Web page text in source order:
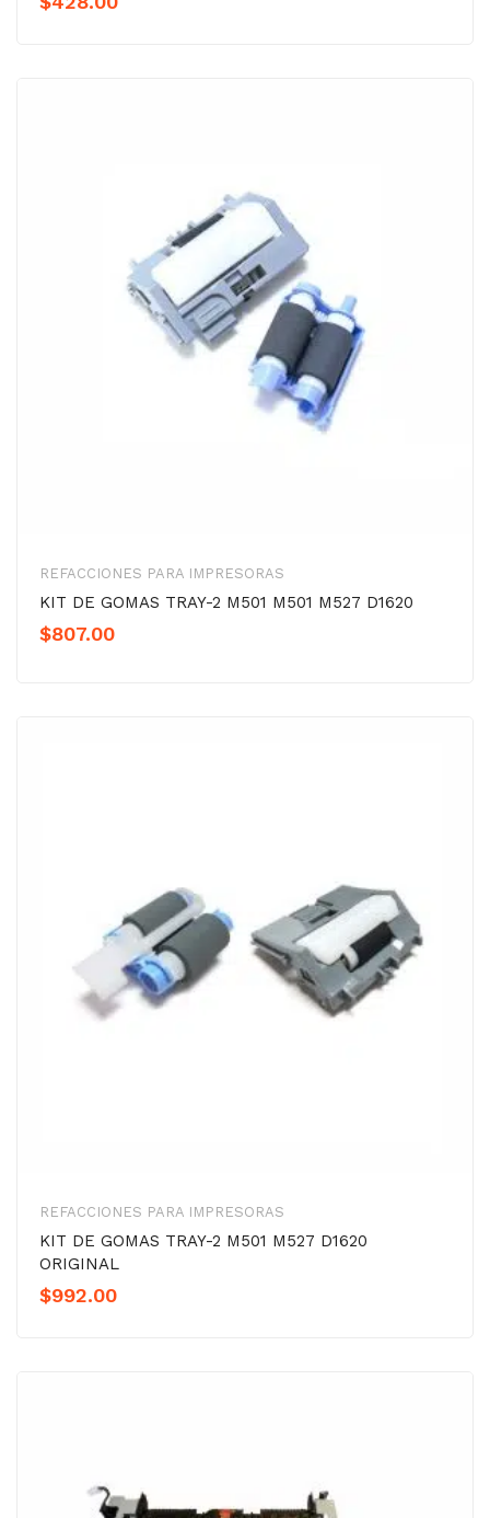
REFACCIONES PARA IMPRESORAS
KIT DE GOMAS TRAY-2 M501 M501 M527 D1620
$807.00
REFACCIONES PARA IMPRESORAS
KIT DE GOMAS TRAY-2 M501 M527 D1620
ORIGINAL
$992.00